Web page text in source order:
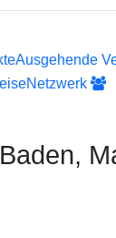
Ausgehende
Netzwerk